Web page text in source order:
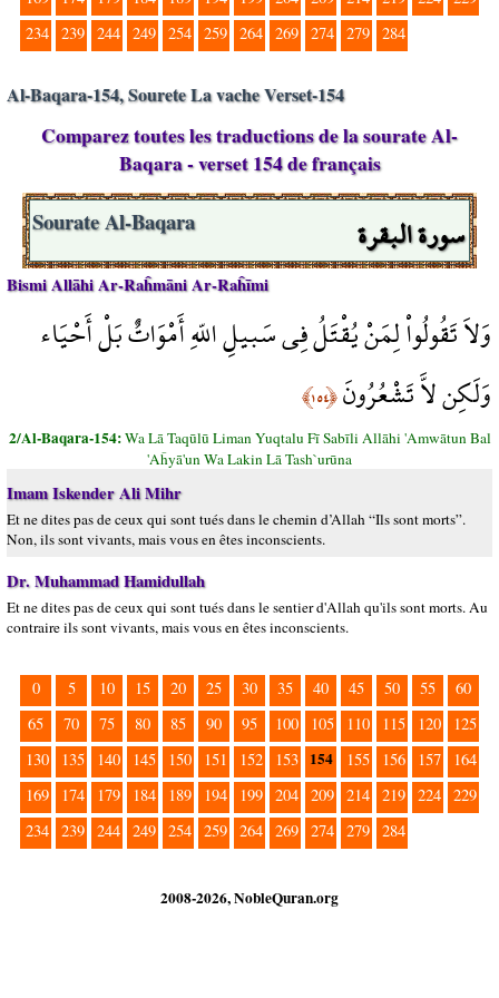
234 239 244 249 254 259 264 269 274 279 284
Al-Baqara-154, Sourete La vache Verset-154
Comparez toutes les traductions de la sourate Al-
Baqara - verset 154 de français
سورة البقرة Sourate Al-Baqara
Bismi Allāhi Ar-Raĥmāni Ar-Raĥīmi
وَلاَ تَقُولُواْ لِمَنْ يُقْتَلُ فِي سَبيلِ اللّهِ أَمْوَاتٌ بَلْ أَحْيَاء
وَلَكِن لاَّ تَشْعُرُونَ﴿١٥٤﴾
2/Al-Baqara-154:Wa Lā Taqūlū Liman Yuqtalu Fī Sabīli Allāhi 'Amwātun Bal
'Aĥyā'un Wa Lakin Lā Tash`urūna
Imam Iskender Ali Mihr
Et ne dites pas de ceux qui sont tués dans le chemin d’Allah “Ils sont morts”.
Non, ils sont vivants, mais vous en êtes inconscients.
Dr. Muhammad Hamidullah
Et ne dites pas de ceux qui sont tués dans le sentier d'Allah qu'ils sont morts. Au
contraire ils sont vivants, mais vous en êtes inconscients.
0 5 10 15 20 25 30 35 40 45 50 55
60
65
70 75 80 85 90 95 100 105 110 115 120
125
130
135 140 145 150 151 152 153 154 155 156 157
164
169
174 179 184 189 194 199 204 209 214 219 224 229
234 239 244 249 254 259 264 269 274 279 284
2008-2026, NobleQuran.org